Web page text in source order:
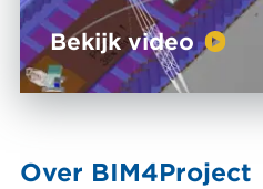
Bekijk video
Over BIM4Project